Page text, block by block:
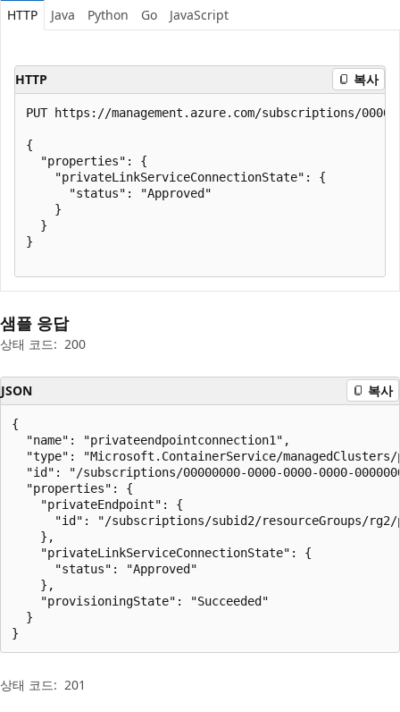
HTTP Java Python Go JavaScript
HTTP 복사
PUT https://management.azure.com/subscriptions/
{
  "properties": {
    "privateLinkServiceConnectionState": {
      "status": "Approved"
    }
  }
}
샘플 응답
상태 코드: 200
JSON 복사
{
  "name": "privateendpointconnection1",
"type": "Microsoft.ContainerService/
"id": "/subscriptions/00000000-0000-0000-0000-
  "properties": {
    "privateEndpoint": {
"id": "/subscriptions/subid2/resourceGroups/
    },
    "privateLinkServiceConnectionState": {
      "status": "Approved"
    },
    "provisioningState": "Succeeded"
  }
}
상태 코드: 201